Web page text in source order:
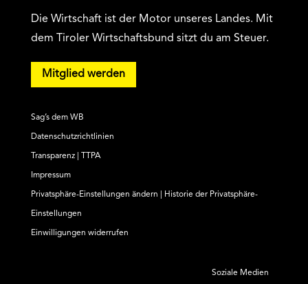
Die Wirtschaft ist der Motor unseres Landes. Mit
dem Tiroler Wirtschaftsbund sitzt du am Steuer.
Mitglied werden
Sag’s dem WB
Datenschutzrichtlinien
Transparenz | TTPA
Impressum
Privatsphäre-Einstellungen ändern Historie der Privatsphäre-
Einstellungen
Einwilligungen widerrufen
Soziale Medien